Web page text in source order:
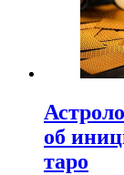
об
таро